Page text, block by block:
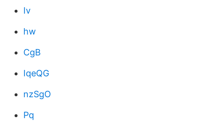
Iv
hw
CgB
IqeQG
nzSgO
Pq